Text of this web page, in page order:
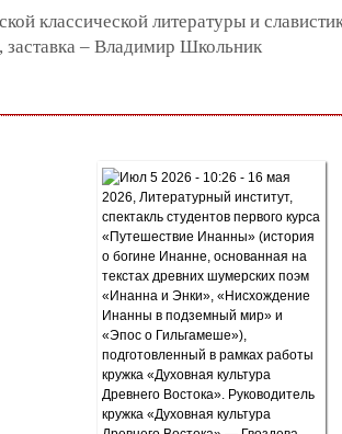
классической литературы и
заставка – Владимир Школьник